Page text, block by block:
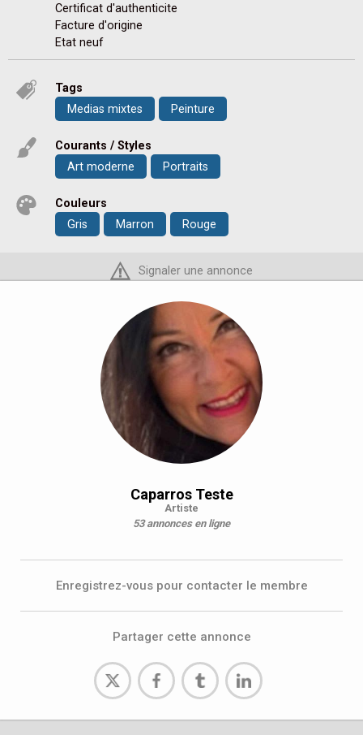
Certificat d'authenticite
Facture d'origine
Etat neuf
Tags
Medias mixtes
Peinture
Courants / Styles
Art moderne
Portraits
Couleurs
Gris
Marron Rouge
Signaler une annonce
Caparros Teste
Artiste
53 annonces en ligne
Enregistrez-vous pour contacter le membre
Partager cette annonce